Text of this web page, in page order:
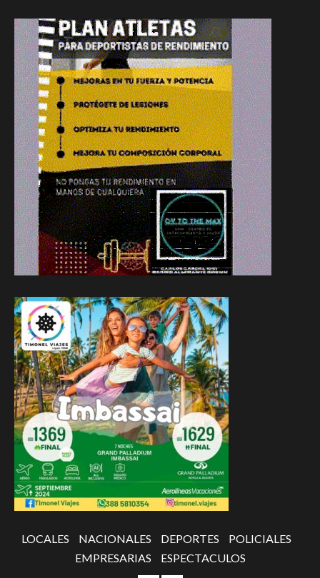
LOCALES NACIONALES DEPORTES
POLICIALES
EMPRESARIAS
ESPECTACULOS